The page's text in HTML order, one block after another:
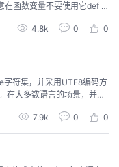
在函数变量不要使用它def fo
4.8k 0 0
字符集，并采用UTF8编码方
在大多数语言的场景，并不
字符编码方案就显得非常
使用Go进行字符编码方案
7.9k 0 0